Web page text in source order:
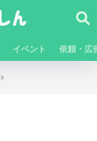
イベント 依頼・広